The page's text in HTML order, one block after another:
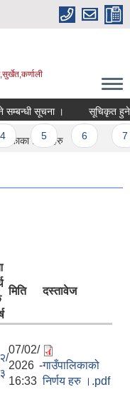
सूचना । सूचिकृत हुने
5 निर्णयहरु
मिति दस्तावेज
07/02/
2026 -
16:33
गाउँपालिकाको
निर्णय हरु ।.pdf